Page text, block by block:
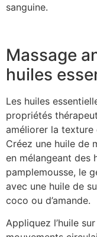
sanguine.
Massage
huiles
Les huiles
propriétés
améliorer la texture
Créez une huile de
en mélangeant des
pamplemousse, le
avec une huile de
coco ou d’amande.
Appliquez l’huile